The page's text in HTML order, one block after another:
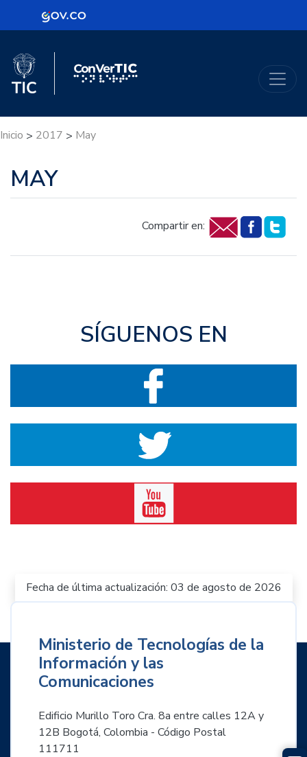
Logo Gobierno de Colombia
Logo del Ministerio TIC
Inicio > 2017 > May
MAY
Compartir en:
SÍGUENOS EN
Fecha de última actualización: 03 de agosto de 2026
Ministerio de Tecnologías de la
Información y las
Comunicaciones
Edificio Murillo Toro Cra. 8a entre calles 12A y
12B Bogotá, Colombia - Código Postal
111711